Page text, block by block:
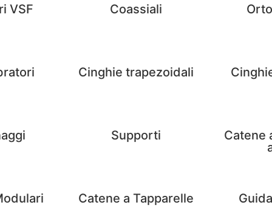
VSF Coassiali
Cinghie trapezoidali
Supporti
Catene
Catene a Tapparelle